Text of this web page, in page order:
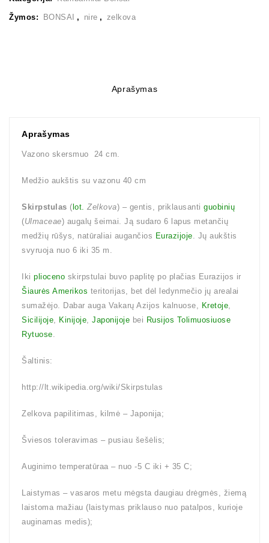
Žymos: BONSAI , nire , zelkova
Aprašymas
Aprašymas
Vazono skersmuo 24 cm.
Medžio aukštis su vazonu 40 cm
Skirpstulas ( lot. Zelkova) – gentis, priklausanti guobinių
(Ulmaceae) augalų šeimai. Ją sudaro 6 lapus metančių
medžių rūšys, natūraliai augančios Eurazijoje. Jų aukštis
svyruoja nuo 6 iki 35 m.
Iki plioceno skirpstulai buvo paplitę po plačias Eurazijos ir
Šiaurės Amerikos teritorijas, bet dėl ledynmečio jų arealai
sumažėjo. Dabar auga Vakarų Azijos kalnuose, Kretoje,
Sicilijoje, Kinijoje, Japonijoje bei Rusijos Tolimuosiuose
Rytuose.
Šaltinis:
http://lt.wikipedia.org/wiki/Skirpstulas
Zelkova papilitimas, kilmė – Japonija;
Šviesos toleravimas – pusiau šešėlis;
Auginimo temperatūraa – nuo -5 C iki + 35 C;
Laistymas – vasaros metu mėgsta daugiau drėgmės, žiemą
laistoma mažiau (laistymas priklauso nuo patalpos, kurioje
auginamas medis);